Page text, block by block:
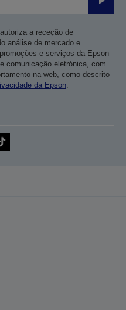
Enviar
a receção de
análise de mercado e
e serviços da Epson
comunicação eletrónica, com
na web, como descrito
da Epson.